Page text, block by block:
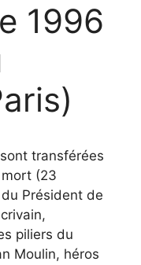
1996
transférées
(23
Président de
piliers du
Moulin, héros